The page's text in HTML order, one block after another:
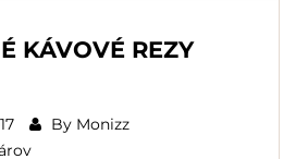
KÁVOVÉ REZY
By Monizz